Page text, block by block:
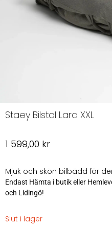
Staey Bilstol Lara XXL
1 599,00 kr
Mjuk och skön bilbädd för
Endast Hämta i butik eller
och Lidingö!
Slut i lager